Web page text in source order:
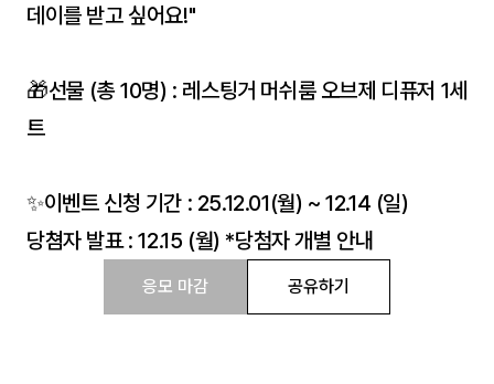
데이를 받고 싶어요!"
🎁선물 (총 10명) : 레스팅거 머쉬룸 오브제 디퓨저 1세
트
✨이벤트 신청 기간 : 25.12.01(월) ~ 12.14 (일)
당쳠자 발표 : 12.15 (월) *당첨자 개별 안내
응모 마감 공유하기